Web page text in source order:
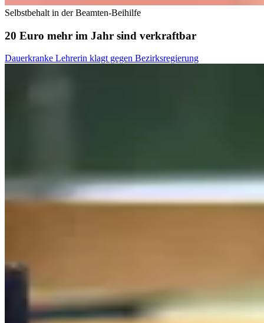
Selbstbehalt in der Beamten-Beihilfe
20 Euro mehr im Jahr sind verkraftbar
Dauerkranke Lehrerin klagt gegen Bezirksregierung